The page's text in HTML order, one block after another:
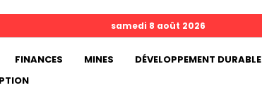
samedi 8 août 2026
FINANCES MINES DÉVELOPPEMENT DURABLE